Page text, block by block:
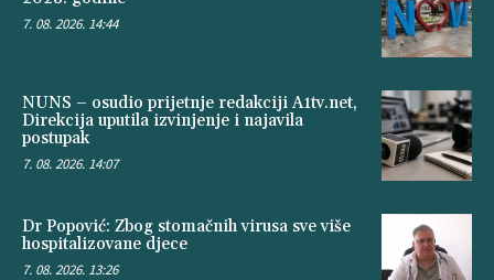
7. 08. 2026. 14:44
NUNS – osudio prijetnje redakciji A1tv.net,
Direkcija uputila izvinjenje i najavila
postupak
7. 08. 2026. 14:07
Dr Popović: Zbog stomačnih virusa sve više
hospitalizovane djece
7. 08. 2026. 13:26